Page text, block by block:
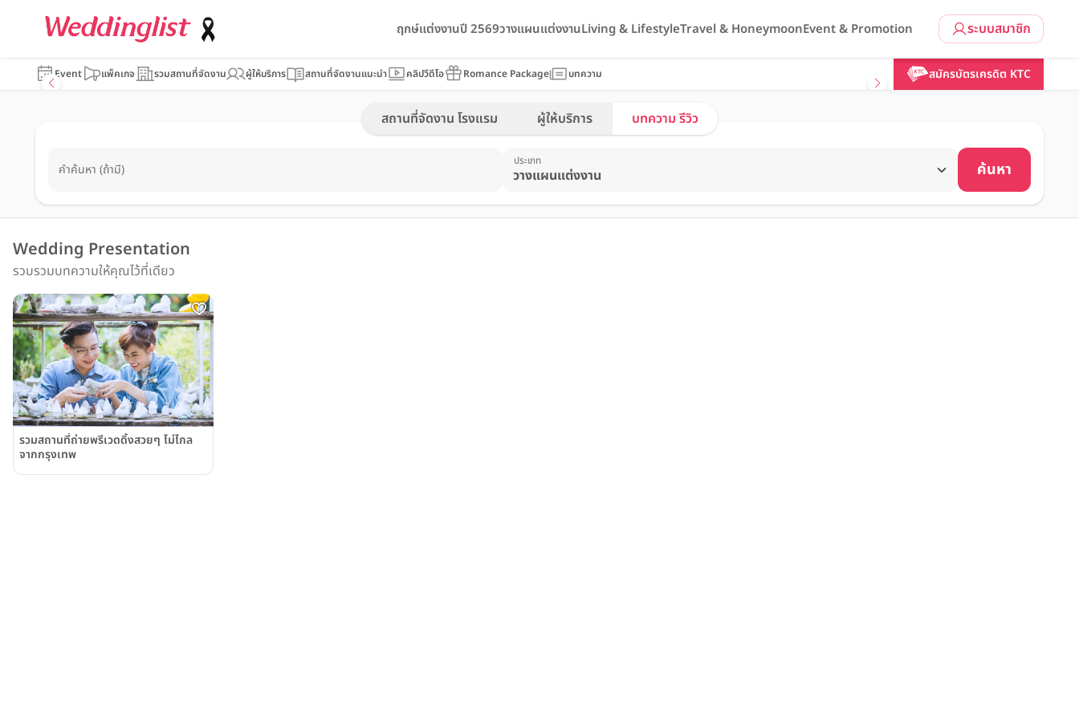
ระบบสมาชิก
ฤกษ์แต่งงานปี 2569วางแผนแต่งงานLiving & LifestyleTravel & HoneymoonEvent & Promotion
Event แพ็คเกจ รวมสถานที่จัดงาน ผู้ให้บริการ สถานที่จัดงานแนะนำ คลิปวีดีโอ Romance Package บทความ สมัครบัตรเครดิต KTC
สถานที่จัดงาน โรงแรม ผู้ให้บริการ บทความ รีวิว
คำค้นหา (ถ้ามี)
ประเภท ค้นหา
Wedding Presentation
รวบรวมบทความให้คุณไว้ที่เดียว
รวมสถานที่ถ่ายพรีเวดดิ้งสวยๆ ไม่ไกล
จากกรุงเทพ